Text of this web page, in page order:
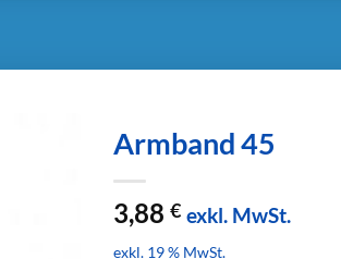
Armband 45
3,88 € exkl. MwSt.
exkl. 19 % MwSt.